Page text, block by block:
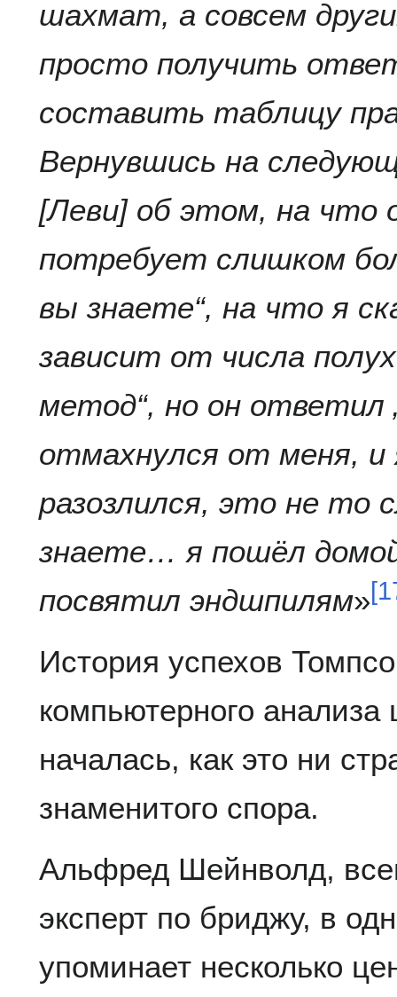
шахмат, а совсем
просто получить
составить таблицу
Вернувшись на
[Леви] об этом, на что
потребует слишком
вы знаете“, на что я
зависит от числа
метод“, но он ответил
отмахнулся от меня, и
разозлился, это не
знаете… я пошёл
посвятил эндшпилям»[
История успехов
компьютерного
началась, как это ни
знаменитого спора.
Альфред Шейнволд,
эксперт по бриджу, в
упоминает несколько